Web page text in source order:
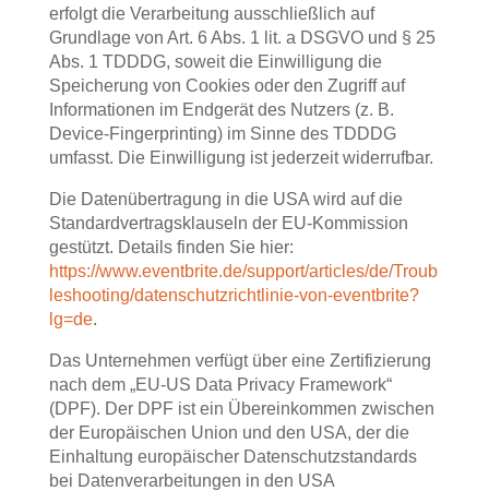
erfolgt die Verarbeitung ausschließlich auf
Grundlage von Art. 6 Abs. 1 lit. a DSGVO und § 25
Abs. 1 TDDDG, soweit die Einwilligung die
Speicherung von Cookies oder den Zugriff auf
Informationen im Endgerät des Nutzers (z. B.
Device-Fingerprinting) im Sinne des TDDDG
umfasst. Die Einwilligung ist jederzeit widerrufbar.
Die Datenübertragung in die USA wird auf die
Standardvertragsklauseln der EU-Kommission
gestützt. Details finden Sie hier:
https://www.eventbrite.de/support/articles/de/Troub
leshooting/datenschutzrichtlinie-von-eventbrite?
lg=de.
Das Unternehmen verfügt über eine Zertifizierung
nach dem „EU-US Data Privacy Framework“
(DPF). Der DPF ist ein Übereinkommen zwischen
der Europäischen Union und den USA, der die
Einhaltung europäischer Datenschutzstandards
bei Datenverarbeitungen in den USA